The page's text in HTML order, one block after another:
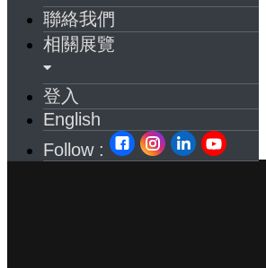
聯絡我們
相關展覽
登入
English
Follow :